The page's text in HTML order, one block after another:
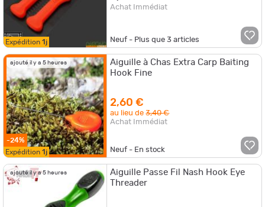
Expédition 1j
Achat Immédiat
Neuf - Plus que3 articles
ajouté il y a 5 heures
-24%
Expédition 1j
Aiguille à Chas Extra Carp Baiting
Hook Fine
2,60 €
au lieu de3,40 €
Achat Immédiat
Neuf - En stock
ajouté il y a 5 heures
Aiguille Passe Fil Nash Hook Eye
Threader